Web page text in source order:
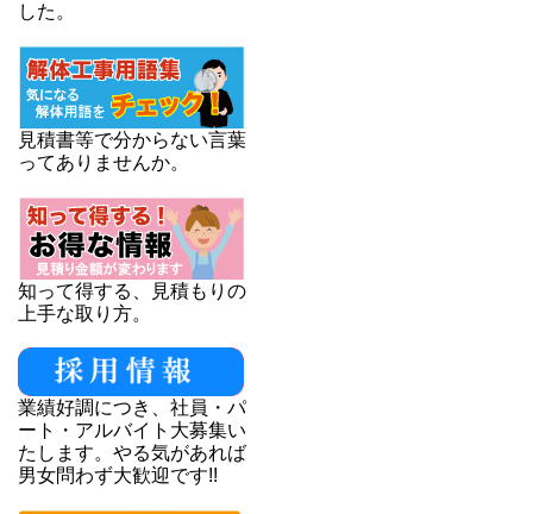
した。
見積書等で分からない言葉
ってありませんか。
知って得する、見積もりの
上手な取り方。
業績好調につき、社員・パ
ート・アルバイト大募集い
たします。やる気があれば
男女問わず大歓迎です!!